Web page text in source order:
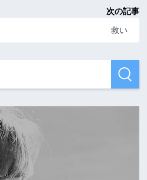
次の記事
救い